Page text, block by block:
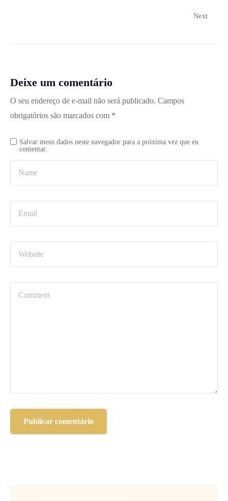
Next
Deixe um comentário
O seu endereço de e-mail não será publicado. Campos
obrigatórios são marcados com *
Salvar meus dados neste navegador para a próxima vez que eu
comentar.